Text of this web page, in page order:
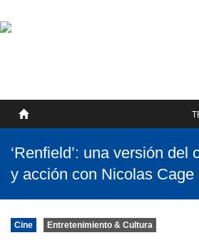
SOBRE NOSOTROS
‘Renfield’: una versión del
y acción con Nicolas
Cine Entretenimiento & Cultura